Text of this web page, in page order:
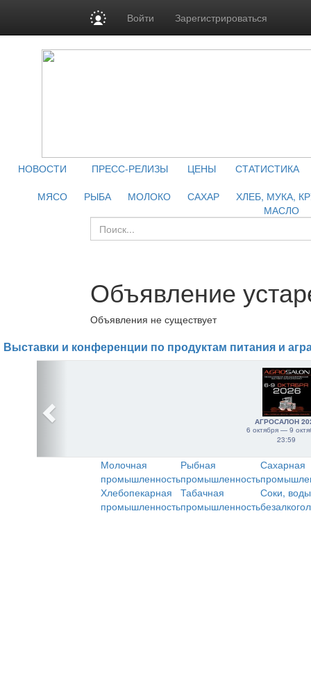
Войти Зарегистрироваться
НОВОСТИ ПРЕСС-РЕЛИЗЫ ЦЕНЫ
СТАТИСТИКА
МЯСО
РЫБА МОЛОКО САХАР
ХЛЕБ, МУКА,
МАСЛО
Объявление
Объявления не существует
Выставки и конференции по продуктам питания и
АГРОСАЛОН
6 октября — 9
23:59
Молочная
промышленность
Рыбная
промышленность
Сахарная
Хлебопекарная
промышленность
Табачная
промышленность
Соки,